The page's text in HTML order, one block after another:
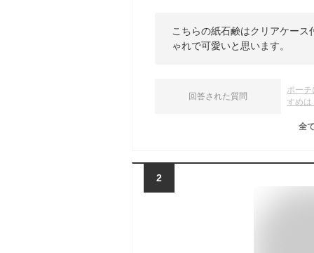
こちらの紙石鹸はクリアケー
ゃれで可愛いと思います。
回答された質問
ポー
すめは
全
2